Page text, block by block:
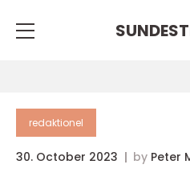
redaktionel
30. October 2023 by Peter